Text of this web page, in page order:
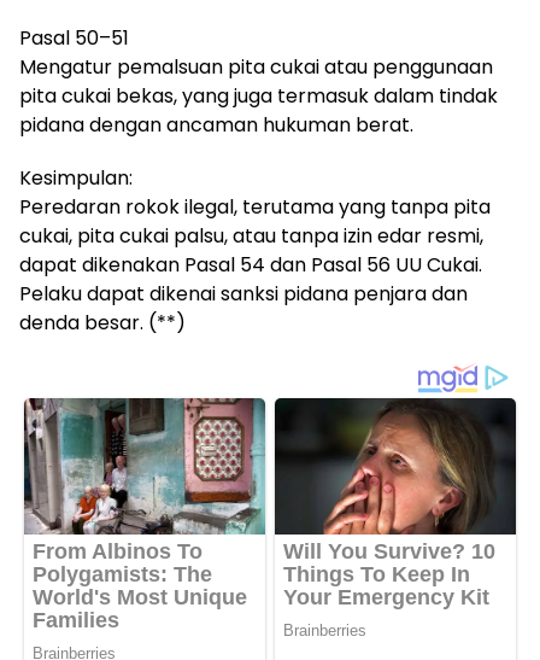
Pasal 50–51
Mengatur pemalsuan pita cukai atau penggunaan
pita cukai bekas, yang juga termasuk dalam tindak
pidana dengan ancaman hukuman berat.
Kesimpulan:
Peredaran rokok ilegal, terutama yang tanpa pita
cukai, pita cukai palsu, atau tanpa izin edar resmi,
dapat dikenakan Pasal 54 dan Pasal 56 UU Cukai.
Pelaku dapat dikenai sanksi pidana penjara dan
denda besar. (**)